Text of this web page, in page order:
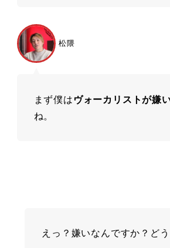
松隈
まず僕はヴォーカリストが嫌
ね。
えっ？嫌いなんですか？ど